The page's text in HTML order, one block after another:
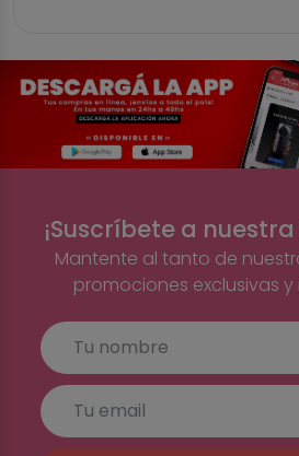
¡Suscríbete a
Mantente al tanto de
promociones exclusivas